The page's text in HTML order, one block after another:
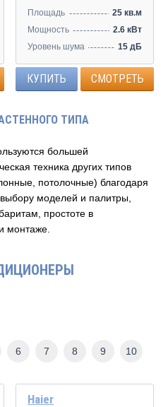
Площадь
25 кв.м
Мощность
2.6 кВт
Уровень шума
15 дБ
КУПИТЬ СМОТРЕТЬ
ТИПА
большей
техника других типов
потолочные) благодаря
моделей и палитры,
простоте в
монтаже.
6 7 8 9 10
Haier